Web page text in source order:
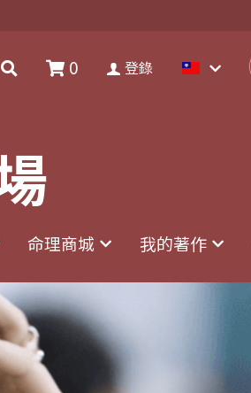
命理商城 我的著作
0 登錄
命理商城 我的著作
0 登錄